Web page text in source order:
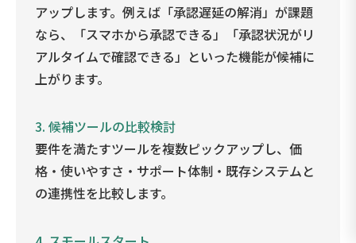
アップします。例えば「承認遅延の解消」が課題
なら、「スマホから承認できる」「承認状況がリ
アルタイムで確認できる」といった機能が候補に
上がります。
3. 候補ツールの比較検討
要件を満たすツールを複数ピックアップし、価
格・使いやすさ・サポート体制・既存システムと
の連携性を比較します。